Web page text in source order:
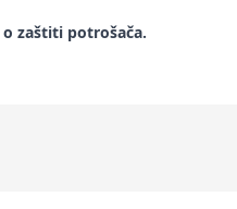
zaštiti potrošača.